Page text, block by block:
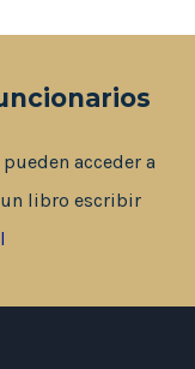
acceder a
libro escribir